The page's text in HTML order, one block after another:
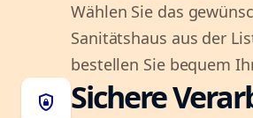
Wählen Sie das
Sanitätshaus aus der
bestellen Sie bequem
shield_lock Sichere